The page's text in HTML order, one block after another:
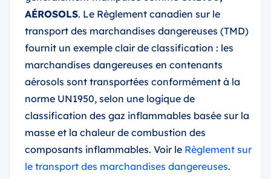
AÉROSOLS. Le Règlement canadien sur le
transport des marchandises dangereuses (TMD)
fournit un exemple clair de classification : les
marchandises dangereuses en contenants
aérosols sont transportées conformément à la
norme UN1950, selon une logique de
classification des gaz inflammables basée sur la
masse et la chaleur de combustion des
composants inflammables. Voir le Règlement sur
le transport des marchandises dangereuses.